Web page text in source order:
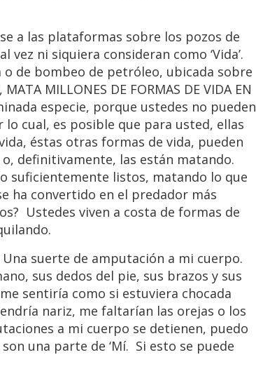
a las plataformas sobre los pozos de
ni siquiera consideran como ‘Vida’.
de bombeo de petróleo, ubicada sobre
MILLONES DE FORMAS DE VIDA EN
especie, porque ustedes no pueden
cual, es posible que para usted, ellas
éstas otras formas de vida, pueden
definitivamente, las están matando.
suficientemente listos, matando lo que
ha convertido en el predador más
Ustedes viven a costa de formas de
suerte de amputación a mi cuerpo.
sus dedos del pie, sus brazos y sus
sentiría como si estuviera chocada
nariz, me faltarían las orejas o los
a mi cuerpo se detienen, puedo
una parte de ‘Mí. Si esto se puede